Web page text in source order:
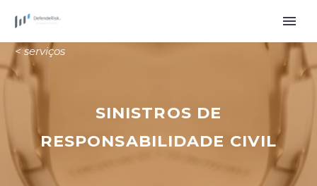
SINISTROS DE
RESPONSABILIDADE CIVIL
< serviços